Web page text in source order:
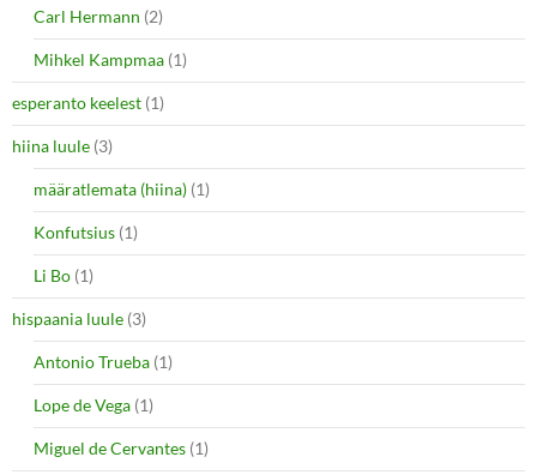
Carl Hermann (2)
Mihkel Kampmaa (1)
esperanto keelest (1)
hiina luule (3)
määratlemata (hiina) (1)
Konfutsius (1)
Li Bo (1)
hispaania luule (3)
Antonio Trueba (1)
Lope de Vega (1)
Miguel de Cervantes (1)